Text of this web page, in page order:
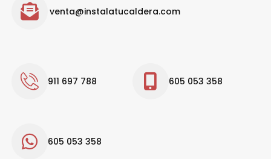
venta@instalatucaldera.com
911 697 788 605 053 358
605 053 358